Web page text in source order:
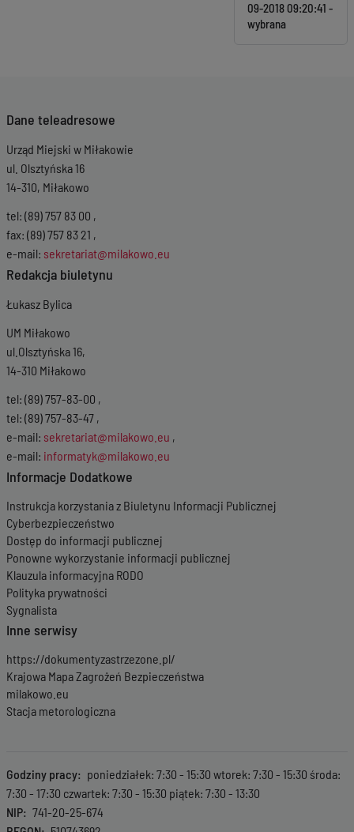
09-2018 09:20:41
Dane teleadresowe
Urząd Miejski w Miłakowie
ul. Olsztyńska 16
14-310, Miłakowo
tel: (89) 757 83 00 ,
fax: (89) 757 83 21 ,
e-mail: sekretariat@milakowo.eu
Redakcja biuletynu
Łukasz Bylica
UM Miłakowo
ul.Olsztyńska 16,
14-310 Miłakowo
tel: (89) 757-83-00 ,
tel: (89) 757-83-47 ,
e-mail: sekretariat@milakowo.eu ,
e-mail: informatyk@milakowo.eu
Informacje Dodatkowe
Instrukcja korzystania z Biuletynu Informacji Publicznej
Cyberbezpieczeństwo
Dostęp do informacji publicznej
Ponowne wykorzystanie informacji publicznej
Klauzula informacyjna RODO
Polityka prywatności
Sygnalista
Inne serwisy
https://dokumentyzastrzezone.pl/
Krajowa Mapa Zagrożeń Bezpieczeństwa
milakowo.eu
Stacja metorologiczna
Godziny pracy
poniedziałek: 7:30 - 15:30 wtorek: 7:30 - 15:30 środa:
7:30 - 17:30 czwartek: 7:30 - 15:30 piątek: 7:30 - 13:30
NIP
741-20-25-674